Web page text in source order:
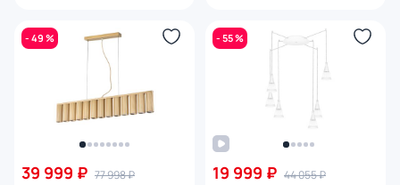
- 49 %
39 999 ₽ 77 998 ₽
- 55 %
19 999 ₽ 44 055 ₽